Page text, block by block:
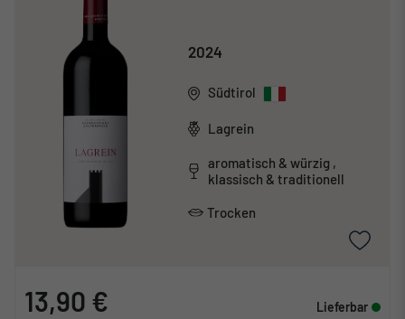
2024
Südtirol
Lagrein
aromatisch & würzig ,
klassisch & traditionell
Trocken
13,90 € Lieferbar